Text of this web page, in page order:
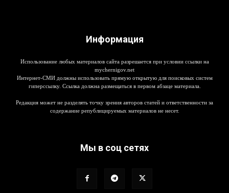
Информация
Использование любых материалов сайта разрешается при условии ссылки на
mychernigov.net
Интернет-СМИ должны использовать прямую открытую для поисковых систем
гиперссылку. Ссылка должна размещаться в первом абзаце материала.
Редакция может не разделять точку зрения авторов статей и ответственности за
содержание републицируемых материалов не несет.
Мы в соц сетях